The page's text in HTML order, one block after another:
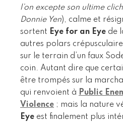
l’on excepte son ultime
Donnie Yen), calme et
sortent Eye for an Eye de
autres polars
sur le terrain d’un faux
coin. Autant dire que
être trompés sur la
qui renvoient à Public
Violence ; mais la nature
Eye est finalement plus